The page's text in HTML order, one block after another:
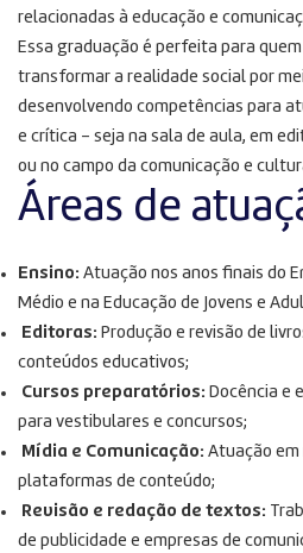
relacionadas à educação e
Essa graduação é perfeita para
transformar a realidade social por
desenvolvendo competências para
e crítica – seja na sala de aula, em
ou no campo da comunicação e
Áreas de
Ensino: Atuação nos anos finais do
Médio e na Educação de Jovens e
Editoras: Produção e revisão de
conteúdos educativos;
Cursos preparatórios: Docência e
para vestibulares e concursos;
Mídia e Comunicação: Atuação em
plataformas de conteúdo;
Revisão e redação de textos:
de publicidade e empresas de